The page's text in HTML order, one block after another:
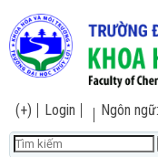
(+) Login Ngôn